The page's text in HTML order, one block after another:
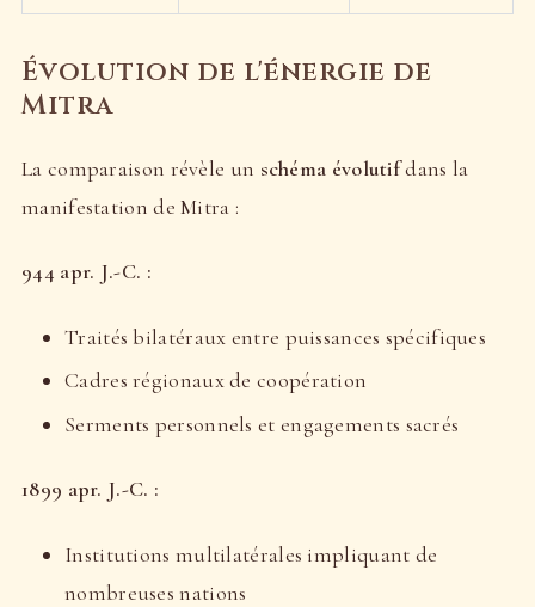
Évolution de l'énergie de
Mitra
La comparaison révèle un schéma évolutifdans la
manifestation de Mitra :
944 apr. J.-C. :
Traités bilatéraux entre puissances spécifiques
Cadres régionaux de coopération
Serments personnels et engagements sacrés
1899 apr. J.-C. :
Institutions multilatérales impliquant de
nombreuses nations